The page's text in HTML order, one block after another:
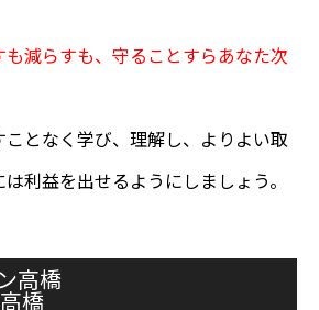
減らすも、守ることすらあなた次
となく学び、理解し、よりよい取
利益を出せるようにしましょう。
橋